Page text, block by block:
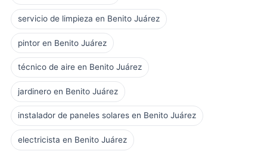
servicio de limpieza en Benito Juárez
pintor en Benito Juárez
técnico de aire en Benito Juárez
jardinero en Benito Juárez
instalador de paneles solares en Benito Juárez
electricista en Benito Juárez